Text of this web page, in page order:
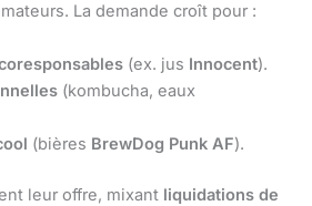
La demande croît pour :
(ex. jus Innocent).
(kombucha, eaux
(bières BrewDog Punk AF).
leur offre, mixant liquidations de